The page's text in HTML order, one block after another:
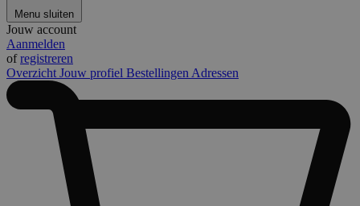
Menu sluiten
Jouw account
Aanmelden
ofregistreren
Overzicht Jouw profiel Bestellingen Adressen